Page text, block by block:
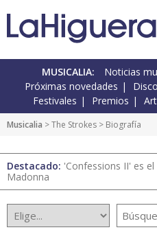
MUSICALIA: Noticias
Próximas novedades
Festivales
Premios
Musicalia >The Strokes > Biografía
Destacado: 'Confessions II' es
Madonna